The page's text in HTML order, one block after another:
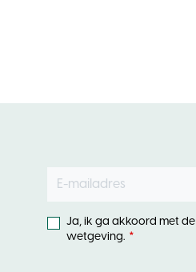
Leave
blankJa, ik ga akkoord met de
wetgeving.